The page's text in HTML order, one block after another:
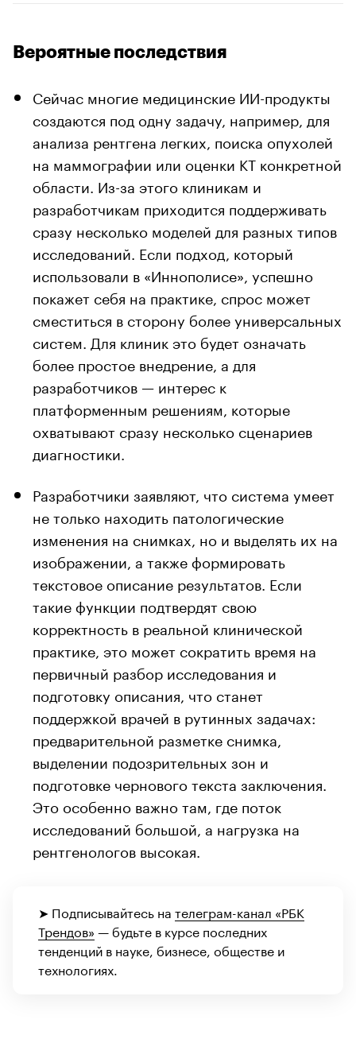
Вероятные последствия
Сейчас многие медицинские ИИ-продукты
создаются под одну задачу, например, для
анализа рентгена легких, поиска опухолей
на маммографии или оценки КТ конкретной
области. Из-за этого клиникам и
разработчикам приходится поддерживать
сразу несколько моделей для разных типов
исследований. Если подход, который
использовали в «Иннополисе», успешно
покажет себя на практике, спрос может
сместиться в сторону более универсальных
систем. Для клиник это будет означать
более простое внедрение, а для
разработчиков — интерес к
платформенным решениям, которые
охватывают сразу несколько сценариев
диагностики.
Разработчики заявляют, что система умеет
не только находить патологические
изменения на снимках, но и выделять их на
изображении, а также формировать
текстовое описание результатов. Если
такие функции подтвердят свою
корректность в реальной клинической
практике, это может сократить время на
первичный разбор исследования и
подготовку описания, что станет
поддержкой врачей в рутинных задачах:
предварительной разметке снимка,
выделении подозрительных зон и
подготовке чернового текста заключения.
Это особенно важно там, где поток
исследований большой, а нагрузка на
рентгенологов высокая.
➤ Подписывайтесь на телеграм-канал «РБК
Трендов» — будьте в курсе последних
тенденций в науке, бизнесе, обществе и
технологиях.